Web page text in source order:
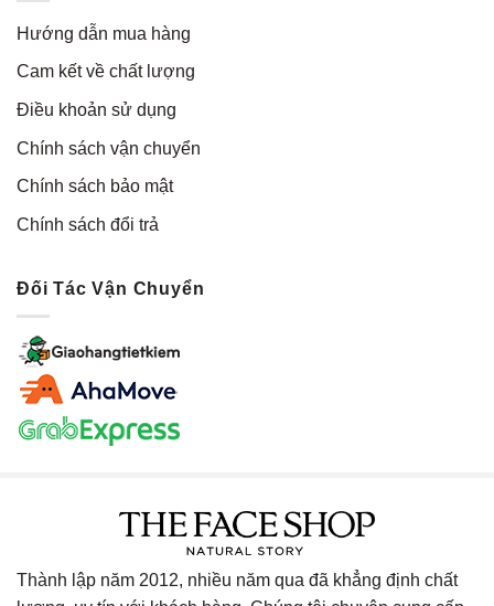
Hướng dẫn mua hàng
Cam kết về chất lượng
Điều khoản sử dụng
Chính sách vận chuyển
Chính sách bảo mật
Chính sách đổi trả
Đối Tác Vận Chuyển
Thành lập năm 2012, nhiều năm qua đã khẳng định chất